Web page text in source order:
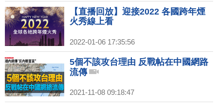
【直播回放】迎接2022 各國跨年煙
火秀線上看
2022-01-06 17:35:56
5個不該攻台理由 反戰帖在中國網路
流傳
2021-11-08 09:18:47